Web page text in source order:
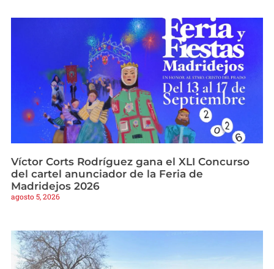
Víctor Corts Rodríguez gana el XLI Concurso
del cartel anunciador de la Feria de
Madridejos 2026
agosto 5, 2026